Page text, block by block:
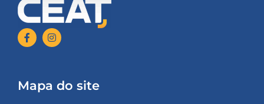
Mapa do site